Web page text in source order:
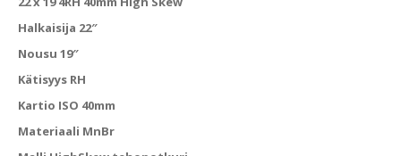
Halkaisija 22″
Nousu 19″
Kätisyys RH
Kartio ISO 40mm
Materiaali MnBr